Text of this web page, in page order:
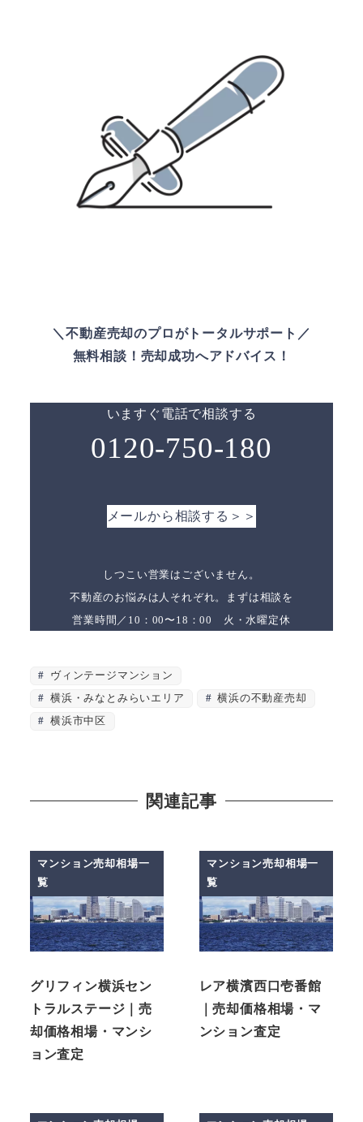
＼不動産売却のプロがトータルサポート／
無料相談！売却成功へアドバイス！
いますぐ電話で相談する
0120-750-180
メールから相談する＞＞
しつこい営業はございません。
不動産のお悩みは人それぞれ。まずは相談を
営業時間／10：00〜18：00 火・水曜定休
ヴィンテージマンション
横浜・みなとみらいエリア
横浜の不動産売却
横浜市中区
関連記事
マンション売却相場一
覧
グリフィン横浜セン
トラルステージ｜売
却価格相場・マンシ
ョン査定
マンション売却相場一
覧
レア横濱西口壱番館
｜売却価格相場・マ
ンション査定